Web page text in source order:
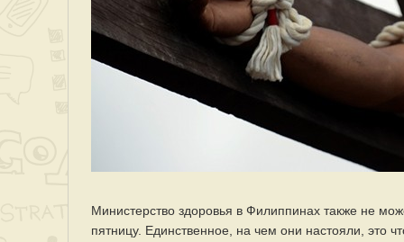
Министерство здоровья в Филиппинах также не
пятницу. Единственное, на чем они настояли, это